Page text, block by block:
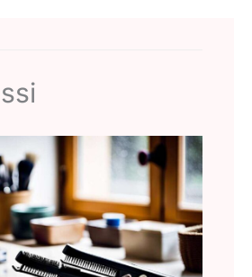
60mm brosse chauffante
ovale-pour
32mm brosse coiffante
ronde-pour boucles
naturelles
volumineuses/frange. Ce
sèche-cheveux est un
bon cadeau pour votre
famille et vos amis.